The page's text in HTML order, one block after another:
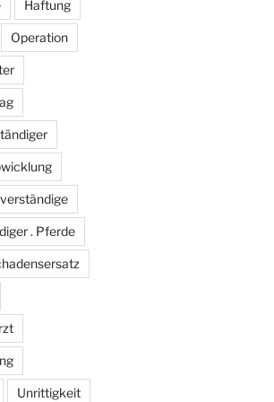
Haftung
Operation
. Pferde
Unrittigkeit